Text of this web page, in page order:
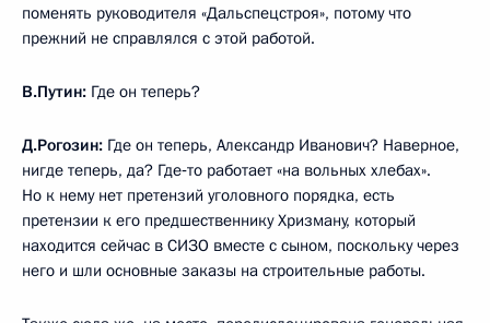
поменять руководителя «Дальспецстроя», потому что
прежний не справлялся с этой работой.
В.Путин: Где он теперь?
Д.Рогозин: Где он теперь, Александр Иванович? Наверное,
нигде теперь, да? Где‑то работает «на вольных хлебах».
Но к нему нет претензий уголовного порядка, есть
претензии к его предшественнику Хризману, который
находится сейчас в СИЗО вместе с сыном, поскольку через
него и шли основные заказы на строительные работы.